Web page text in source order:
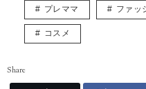
プレママ ファッ
コスメ
Share